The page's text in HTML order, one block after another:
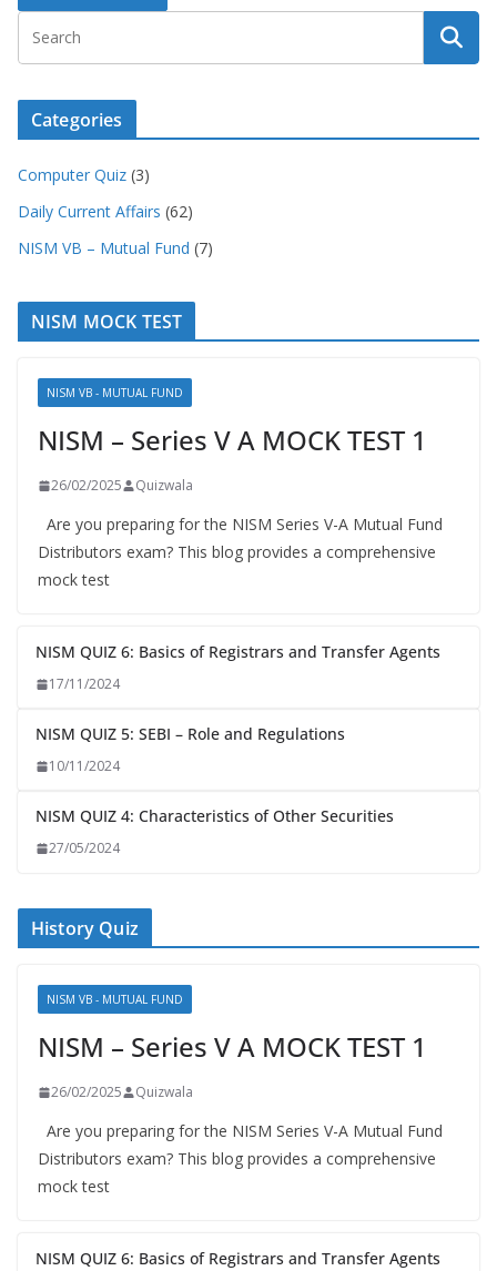
Categories
Computer Quiz (3)
Daily Current Affairs (62)
NISM VB – Mutual Fund (7)
NISM MOCK TEST
NISM VB - MUTUAL FUND
NISM – Series V A MOCK TEST 1
26/02/2025 Quizwala
Are you preparing for the NISM Series V-A Mutual Fund
Distributors exam? This blog provides a comprehensive
mock test
NISM QUIZ 6: Basics of Registrars and Transfer Agents
17/11/2024
NISM QUIZ 5: SEBI – Role and Regulations
10/11/2024
NISM QUIZ 4: Characteristics of Other Securities
27/05/2024
History Quiz
NISM VB - MUTUAL FUND
NISM – Series V A MOCK TEST 1
26/02/2025 Quizwala
Are you preparing for the NISM Series V-A Mutual Fund
Distributors exam? This blog provides a comprehensive
mock test
NISM QUIZ 6: Basics of Registrars and Transfer Agents